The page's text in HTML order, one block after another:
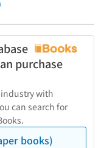
purchase
with
can search for
books)